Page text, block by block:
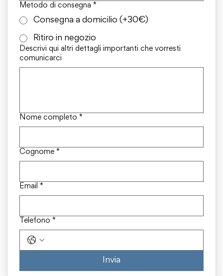
Metodo di consegna *
Consegna a domicilio (+30€)
Ritiro in negozio
Descrivi qui altri dettagli importanti che vorresti
comunicarci
Nome completo *
Cognome *
Email *
Telefono *
Invia